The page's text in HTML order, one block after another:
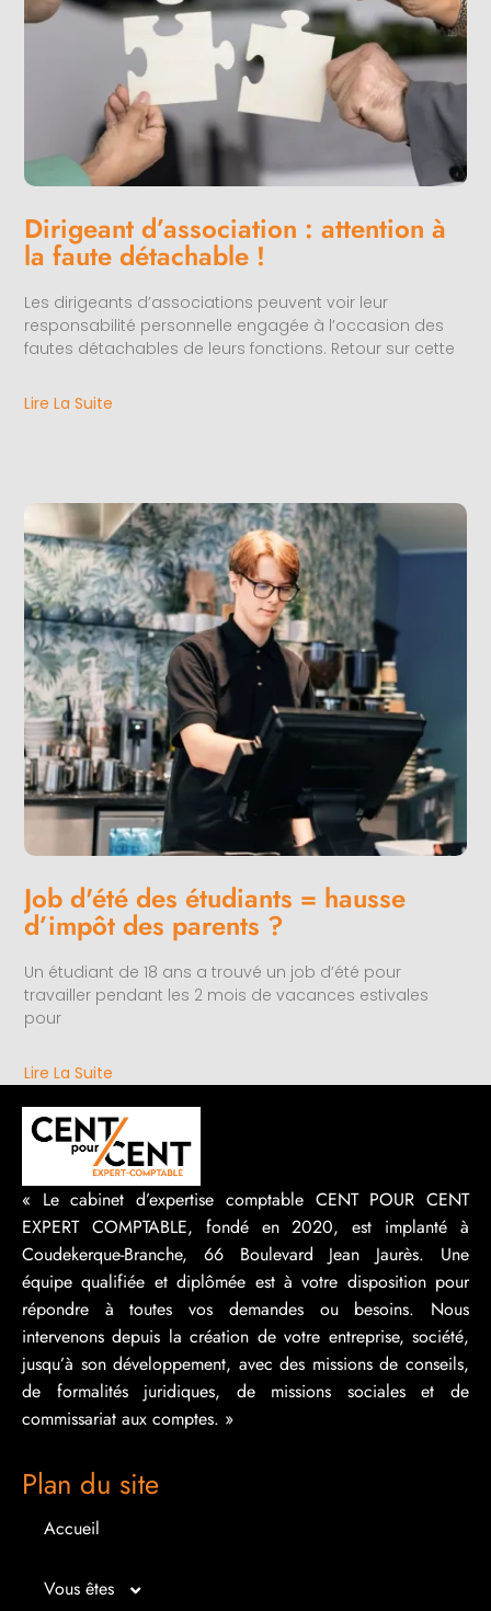
Dirigeant d’association : attention à
la faute détachable !
Les dirigeants d’associations peuvent voir leur
responsabilité personnelle engagée à l’occasion des
fautes détachables de leurs fonctions. Retour sur cette
Lire La Suite
Job d'été des étudiants = hausse
d’impôt des parents ?
Un étudiant de 18 ans a trouvé un job d’été pour
travailler pendant les 2 mois de vacances estivales
pour
Lire La Suite
« Le cabinet d’expertise comptable CENT POUR CENT
EXPERT COMPTABLE, fondé en 2020, est implanté à
Coudekerque-Branche, 66 Boulevard Jean Jaurès. Une
équipe qualifiée et diplômée est à votre disposition pour
répondre à toutes vos demandes ou besoins. Nous
intervenons depuis la création de votre entreprise, société,
jusqu’à son développement, avec des missions de conseils,
de formalités juridiques, de missions sociales et de
commissariat aux comptes. »
Plan du site
Accueil
Vous êtes